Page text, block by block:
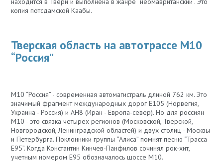
копия потсдамской Каабы.
Тверская область на автотрассе М10
“Россия”
М10 “Россия” - современная автомагистраль длиной 762 км. Это
значимый фрагмент международных дорог Е105 (Норвегия,
Украина - Россия) и АН8 (Иран - Европа-север). Но для россиян
М10 - это связка четырех регионов (Московской, Тверской,
Новгородской, Ленинградской областей) и двух столиц - Москвы
и Петербурга. Поклонники группы “Алиса” помнят песню “Трасса
Е95”. Когда Константин Кинчев-Панфилов сочинял рок-хит,
учетным номером Е95 обозначалось шоссе М10.